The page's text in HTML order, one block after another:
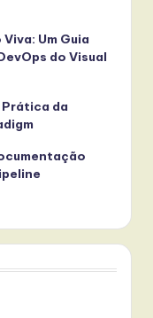
Um Guia
do Visual
Prática da